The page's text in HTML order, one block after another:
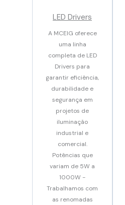
LED Drivers
A MCEIG oferece
uma linha
completa de LED
Drivers para
garantir eficiência,
durabilidade e
segurança em
projetos de
iluminação
industrial e
comercial.
Potências que
variam de 5W a
1000W -
Trabalhamos com
as renomadas